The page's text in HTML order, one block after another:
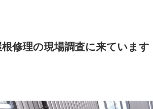
修理の現場調査に来ています